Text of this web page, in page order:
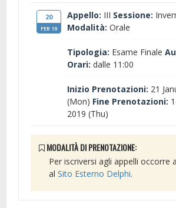
20
FEB 19
Appello: III Sessione:
Modalità: Orale
Tipologia: Esame Finale
Orari: dalle 11:00
Inizio Prenotazioni: 21
(Mon) Fine Prenotazioni:
2019 (Thu)
MODALITÀ DI PRENOTAZIONE:
Per iscriversi agli appelli occorre
al Sito Esterno Delphi.